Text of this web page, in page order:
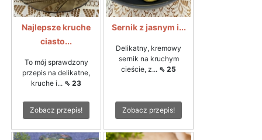
Najlepsze kruche
ciasto...
To mój sprawdzony
przepis na delikatne,
kruche i... ⇖ 23
Zobacz przepis!
Sernik z jasnym i...
Delikatny, kremowy
sernik na kruchym
cieście, z... ⇖ 25
Zobacz przepis!